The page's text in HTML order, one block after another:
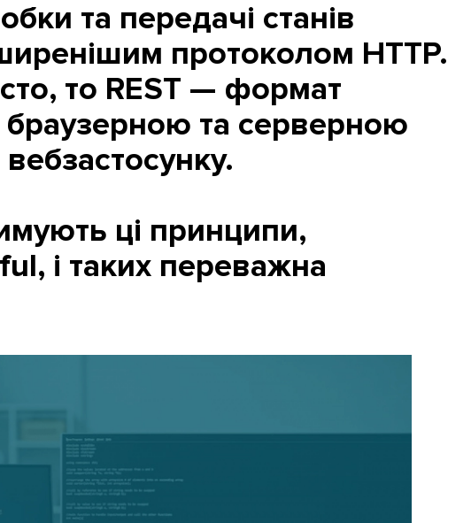
та передачі станів
протоколом HTTP.
то REST — формат
браузерною та серверною
ці принципи,
і таких переважна